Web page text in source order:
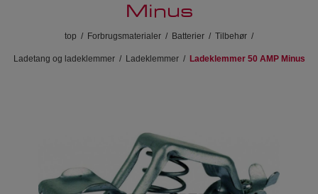
Minus
top / Forbrugsmaterialer / Batterier / Tilbehør /
Ladetang og ladeklemmer / Ladeklemmer / Ladeklemmer 50 AMP Minus